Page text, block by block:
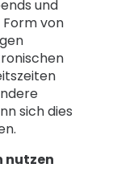
und
von
sich dies
nutzen